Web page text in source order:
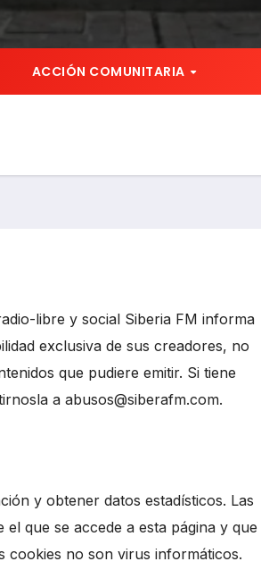
ACCIÓN COMUNITARIA
libre y social Siberia FM informa
exclusiva de sus creadores, no
que pudiere emitir. Si tiene
a abusos@siberafm.com.
y obtener datos estadísticos. Las
que se accede a esta página y que
cookies no son virus informáticos.